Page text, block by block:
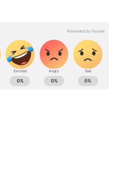
ಬೀಸುವ ಮತ್ತು
ತುಂಬಿವೆ ಎಂದು